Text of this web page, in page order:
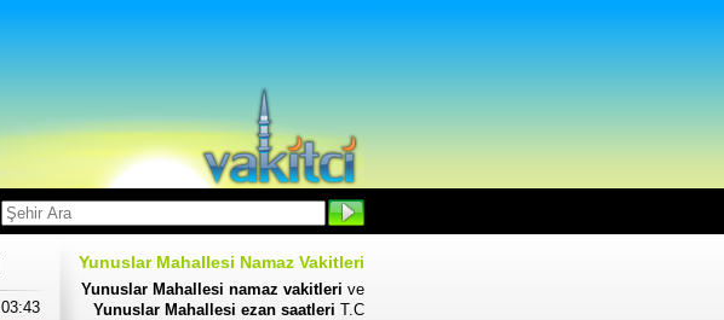
03:43
Yunuslar Mahallesi Namaz Vakitleri
Yunuslar Mahallesi namaz vakitleri ve
Yunuslar Mahallesi ezan saatleri T.C